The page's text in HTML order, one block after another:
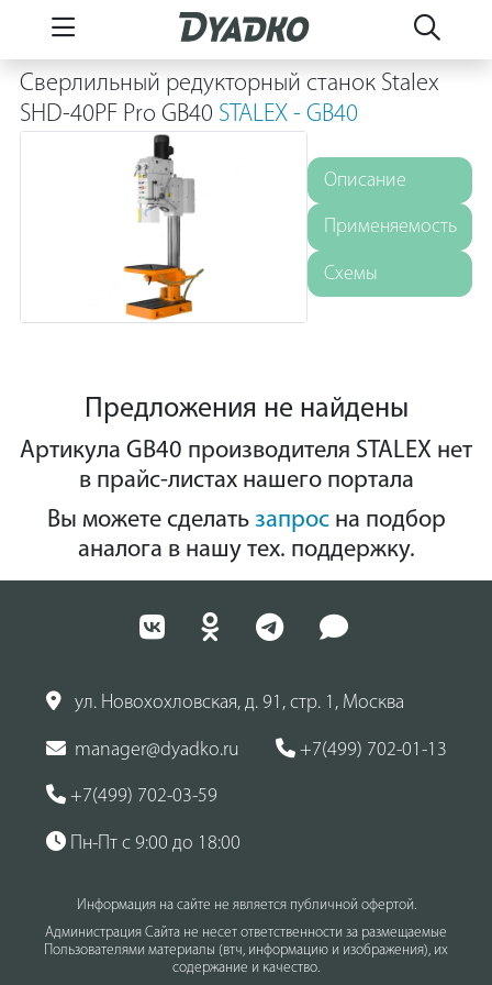
Сверлильный редукторный станок Stalex
SHD-40PF Pro GB40 STALEX - GB40
Описание
Применяемость
Схемы
Предложения не найдены
Артикула GB40 производителя STALEX нет
в прайс-листах нашего портала
Вы можете сделать запросна подбор
аналога в нашу тех. поддержку.
ул. Новохохловская, д. 91, стр. 1, Москва
manager@dyadko.ru +7(499) 702-01-13
+7(499) 702-03-59
Пн-Пт с 9:00 до 18:00
Информация на сайте не является публичной офертой.
Администрация Сайта не несет ответственности за размещаемые
Пользователями материалы (втч, информацию и изображения), их
содержание и качество.